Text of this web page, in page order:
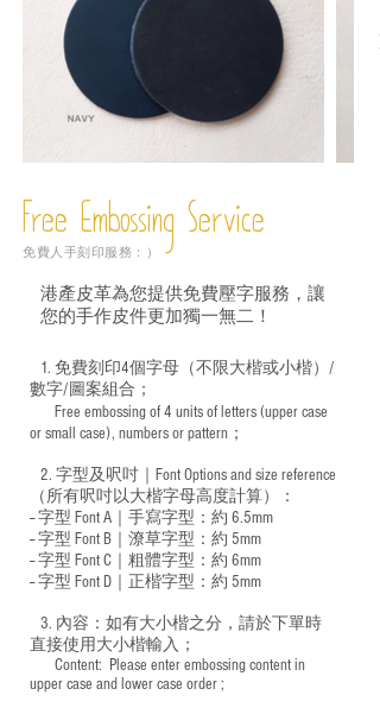
Free Embossing Service
免費人手刻印服務：）
港產皮革為您提供免費壓字服務，讓
您的手作皮件更加獨一無二！
1. 免費刻印4個字母（不限大楷或小楷）/
數字/圖案組合；
Free embossing of 4 units of letters (upper case
or small case), numbers or pattern；
2. 字型及呎吋｜ Font Options and size reference
（所有呎吋以大楷字母高度計算）：
-- 字型 Font A｜手寫字型：約 6.5mm
-- 字型 Font B｜潦草字型： 約 5mm
-- 字型 Font C｜粗體字型：約 6mm
-- 字型 Font D｜正楷字型： 約 5mm
3. 內容：如有大小楷之分，請於下單時
直接使用大小楷輸入；
​ Content: Please enter embossing content in
upper case and lower case order ;